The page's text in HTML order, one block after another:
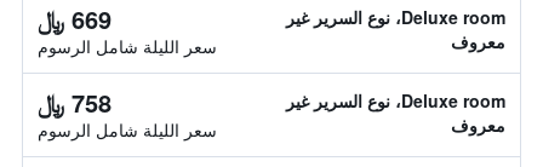
Deluxe room، نوع السرير غير
معروف
669 ﷼
سعر الليلة شامل الرسوم
Deluxe room، نوع السرير غير
معروف
758 ﷼
سعر الليلة شامل الرسوم